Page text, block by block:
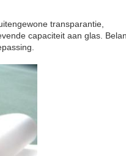
transparantie,
capaciteit aan glas.